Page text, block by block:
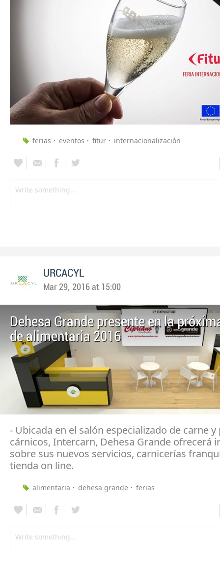
ferias eventos fitur internacionalización
URCACYL
Mar 29, 2016 at 15:00
Dehesa Grande presente en la
de alimentaria 2016
- Ubicada en el salón especializado de carne
cárnicos, Intercarn, Dehesa Grande ofrecerá
sobre sus nuevos servicios, carnicerías
tienda on line.
alimentaria dehesa grande ferias